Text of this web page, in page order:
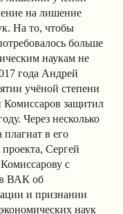
на лишение
На то, чтобы
больше
наукам не
года Андрей
учёной степени
Комиссаров защитил
Через несколько
в его
Сергей
с
в ВАК об
и признании
наук